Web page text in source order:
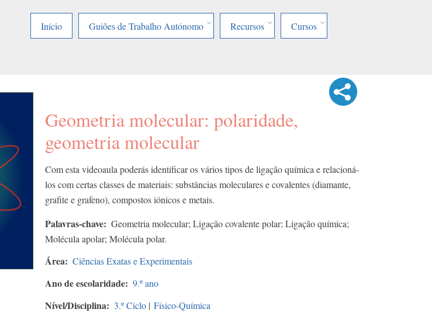
Início
Guiões de Trabalho Autónomo Recursos Cursos
Geometria molecular: polaridade,
geometria molecular
Com esta videoaula poderás identificar os vários tipos de ligação química e relacioná-
los com certas classes de materiais: substâncias moleculares e covalentes (diamante,
grafite e grafeno), compostos iónicos e metais.
Palavras-chave
Geometria molecular; Ligação covalente polar; Ligação química;
Molécula apolar; Molécula polar.
Área Ciências Exatas e Experimentais
Ano de escolaridade 9.º ano
Nível/Disciplina 3.º Ciclo | Físico-Química